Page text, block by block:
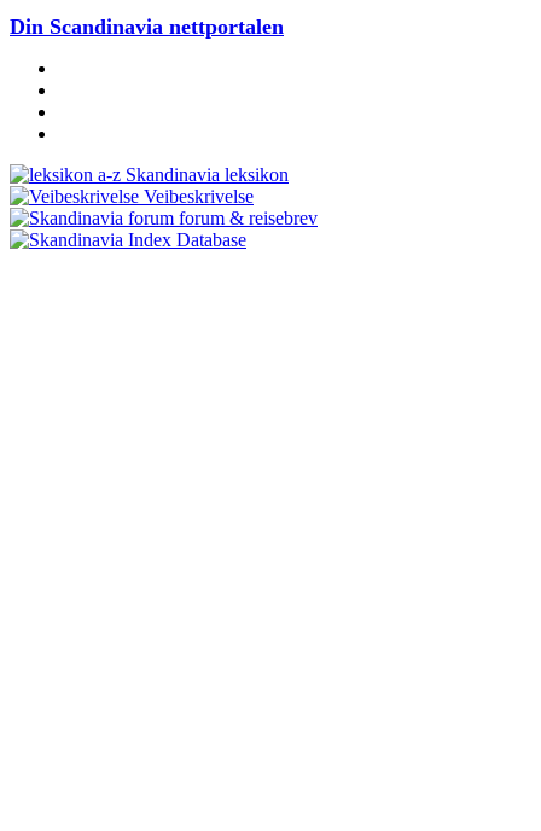
Din Scandinavia nettportalen
Skandinavia leksikon
Veibeskrivelse
forum & reisebrev
Database